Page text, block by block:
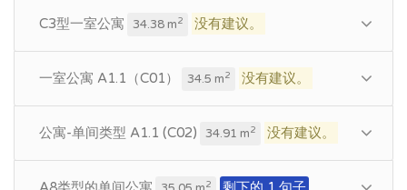
C3型一室公寓 34.38 m2 没有建议。
一室公寓 A1.1（C01） 34.5 m2 没有建议。
公寓-单间类型 A1.1 (C02) 34.91 m2 没有建议。
2